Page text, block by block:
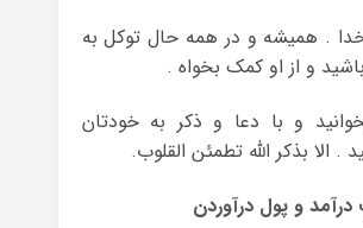
. همیشه و در همه حال توکل به
و از او کمک بخواه .
و با دعا و ذکر به خودتان
. الا بذکر الله تطمئن القلوب.
و پول درآوردن